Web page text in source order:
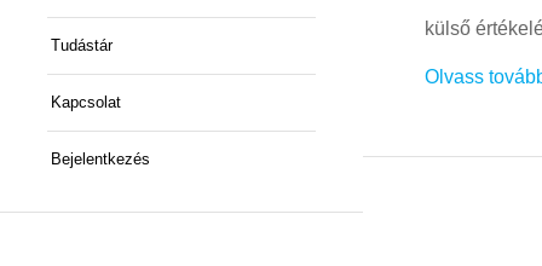
Tudástár
Kapcsolat
Bejelentkezés
külső
Olvass